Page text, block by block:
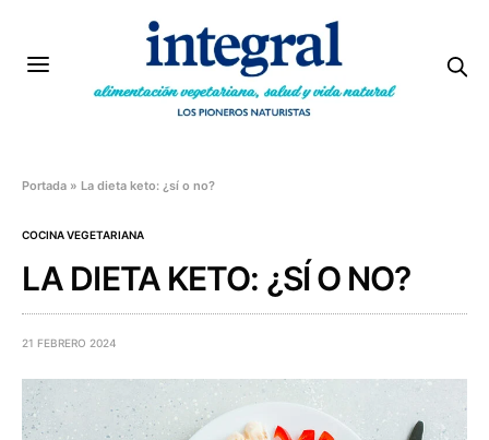
Portada » La dieta keto: ¿sí o no?
COCINA VEGETARIANA
LA DIETA KETO: ¿SÍ O NO?
21 FEBRERO 2024